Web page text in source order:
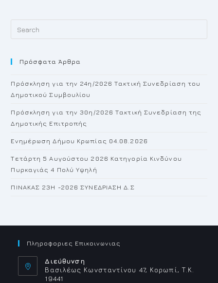
Πρόσφατα Άρθρα
Πρόσκληση για την 24η/2026 Τακτική Συνεδρίαση του
Δημοτικού Συμβουλίου
Πρόσκληση για την 30η/2026 Τακτική Συνεδρίαση της
Δημοτικής Επιτροπής
Ενημέρωση Δήμου Κρωπίας 04.08.2026
Τετάρτη 5 Αυγούστου 2026 Κατηγορία Κινδύνου
Πυρκαγιάς 4 Πολύ Υψηλή
ΠΙΝΑΚΑΣ 23H -2026 ΣΥΝΕΔΡΙΑΣΗ Δ.Σ
Πληροφοριες Επικοινωνιας
Διεύθυνση
Βασιλέως Κωνσταντίνου 47, Κορωπί, Τ.Κ.
19441